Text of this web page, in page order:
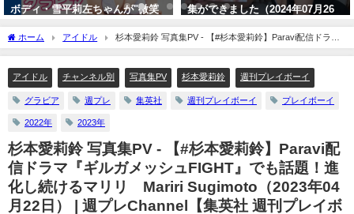
集ができました（2024年07月26
日） | よしのんチャンネルさんよ
り
11/27/2022
ホーム アイドル
杉本愛莉鈴 写真集PV - 【#杉本愛莉鈴】Paravi配信ドラマ
『ギルガメッシュFIGHT』でも話題！進化し続けるマリリ Mariri Sugimoto（2023年
アイドル
チャンネル別 写真集PV 杉本愛莉鈴 週刊プレイボーイ
グラビア 週プレ 集英社 週刊プレイボーイ プレイボーイ
2022年 2023年
杉本愛莉鈴 写真集PV - 【#杉本愛莉鈴】Paravi配
信ドラマ『ギルガメッシュFIGHT』でも話題！進
化し続けるマリリ Mariri Sugimoto（2023年04
月22日） | 週プレChannel【集英社 週刊プレイボ